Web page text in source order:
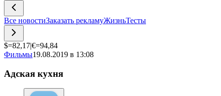
Все новостиЗаказать рекламуЖизньТесты
$=82,17|€=94,84
Фильмы19.08.2019 в 13:08
Адская кухня